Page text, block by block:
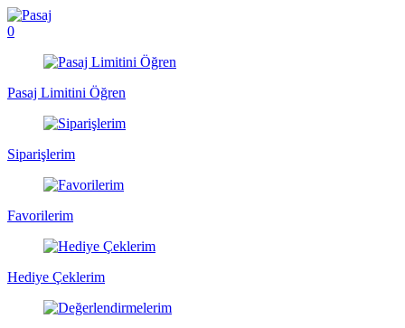
0
Pasaj Limitini Öğren
Siparişlerim
Favorilerim
Hediye Çeklerim